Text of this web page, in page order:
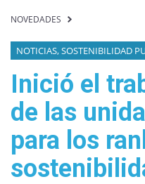
NOVEDADES
NOTICIAS, SOSTENIBILIDAD
Inició el
de las
para los